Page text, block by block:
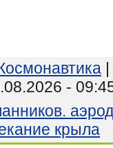
|
-
крыла